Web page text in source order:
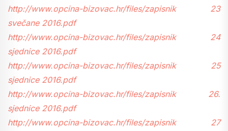
http://www.opcina-bizovac.hr/files/zapisnik 23
svečane 2016.pdf
http://www.opcina-bizovac.hr/files/zapisnik 24
sjednice 2016.pdf
http://www.opcina-bizovac.hr/files/zapisnik 25
sjednice 2016.pdf
http://www.opcina-bizovac.hr/files/zapisnik 26.
sjednice 2016.pdf
http://www.opcina-bizovac.hr/files/zapisnik 27